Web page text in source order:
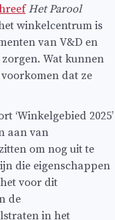
Het Parool
winkelcentrum is
van V&D en
Wat kunnen
dat ze
‘Winkelgebied 2025’
aan van
om nog uit te
die eigenschappen
het voor dit
de
in het